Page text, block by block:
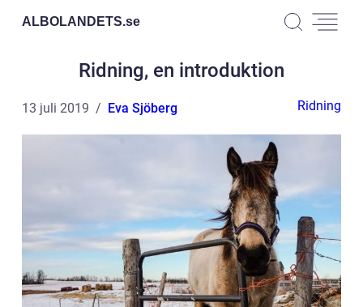
ALBOLANDETS.se
Ridning, en introduktion
13 juli 2019 Eva Sjöberg Ridning